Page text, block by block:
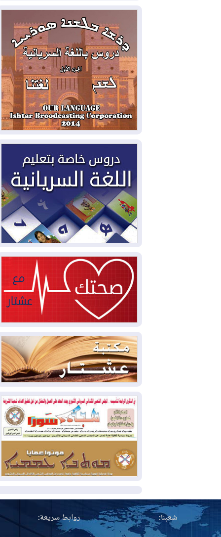
2026-08-04سومو: إنتاج النفط في إقليم
كوردستان انخفض إلى أقل من 10%
2026-08-04ملفات حقبة الكاظمي تعود إلى
الواجهة.. أنباء عن مراجعات قضائية
وتحقيقات أوسع في قضايا فساد
2026-08-04بيترو يشكو تزوير الانتخابات
الرئاسية ويحذر من "حرب أهلية" في
كولومبيا
2026-08-03رئيس إقليم كوردستان في
2026-08-03العراق يؤكد مجدداً التزامه
بمنع الهجمات على الدول المجاورة
2026-08-03العجز والاقتراض يطوقان
المالية العراقية.. اقتراض يتجاوز 3 تريليونات
دينار!
2026-08-03كوبا تغرق في الظلام مجددا
2026-08-03
أوامر بإجلاء 60 ألف شخص
بسبب الحرائق في ولاية واشنطن
2026-08-02
مشروع "حسابي" يُمهل
الموظفين حتى نهاية أغسطس لاستلام
بطاقاتهم المصرفية
2026-08-02دمشق وعمّان تحذران بغداد:
أي هجوم من أراضي العراق سيواجه برد
2026-08-02ترامب: الولايات المتحدة
وإسرائيل تعلقان شن ضربات على إيران
2026-08-01
تقرير: الولايات المتحدة تسحب
منظومة باتريوت الدفاعية من أربيل
2026-08-01
النفط: اتفاقية ثلاثية لاستئناف
التصدير عبر جيهان بطاقة 750 ألف برميل
يومياً
المزيد
شعبنا: روابط سريعة: